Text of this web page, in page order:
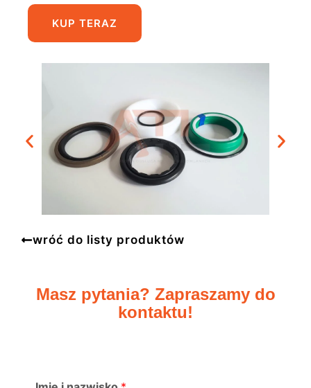
KUP TERAZ
wróć do listy produktów
Masz pytania? Zapraszamy do
kontaktu!